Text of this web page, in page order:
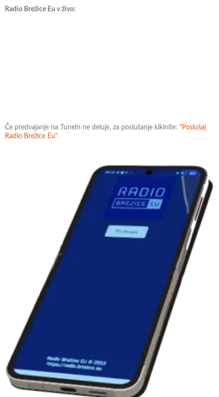
Radio Brežice Eu v živo:
Če predvajanje na TuneIn ne deluje, za poslušanje klkinite: "Poslušaj
Radio Brežice Eu"